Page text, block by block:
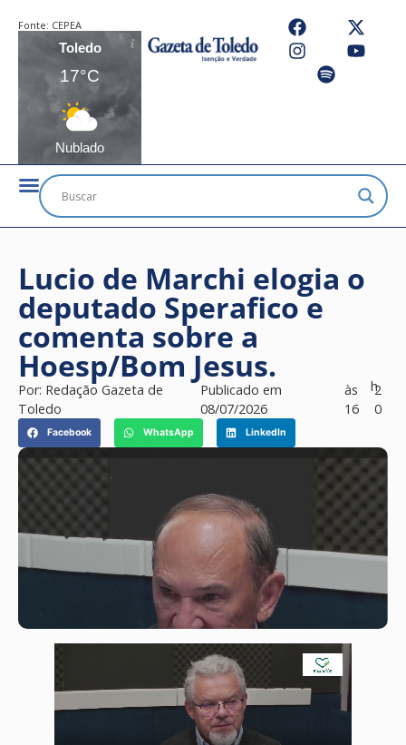
Fonte: CEPEA
Toledo
17°C
Nublado
Lucio de Marchi elogia o
deputado Sperafico e
comenta sobre a
Hoesp/Bom Jesus.
Por: Redação Gazeta de
Toledo
Publicado em
08/07/2026
às
16
h2
0
Facebook WhatsApp LinkedIn